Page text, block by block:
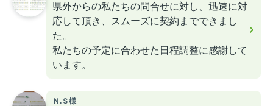
県外からの私たちの問合せに対し、迅速に対
応して頂き、スムーズに契約までできまし
た。
私たちの予定に合わせた日程調整に感謝して
います。
Ｎ.Ｓ様